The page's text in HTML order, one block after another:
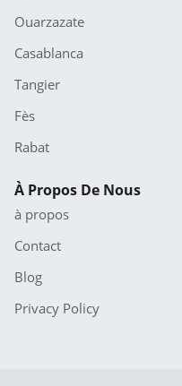
Ouarzazate
Casablanca
Tangier
Fès
Rabat
À Propos De Nous
à propos
Contact
Blog
Privacy Policy